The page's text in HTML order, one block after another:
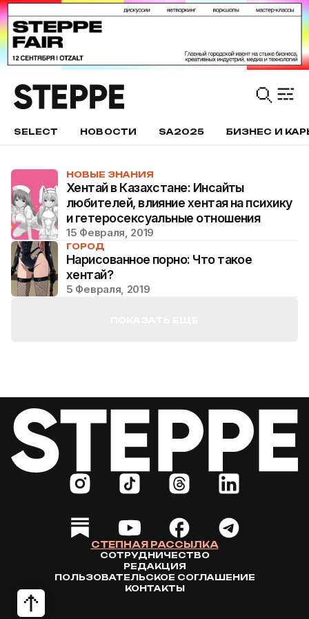
SELECT НОВОСТИ SA2025 БИЗНЕС И
НОВЫЕ ЗНАНИЯ
Хентай в Казахстане: Инсайты
любителей, влияние хентая на психику
и гетеросексуальные отношения
15 Февраля, 2019
ГОРОД
Нарисованное порно: Что такое
хентай?
5 Февраля, 2019
СТЕПНАЯ РАССЫЛКА
СОТРУДНИЧЕСТВО
РЕДАКЦИЯ
ПОЛЬЗОВАТЕЛЬСКОЕ СОГЛАШЕНИЕ
КОНТАКТЫ